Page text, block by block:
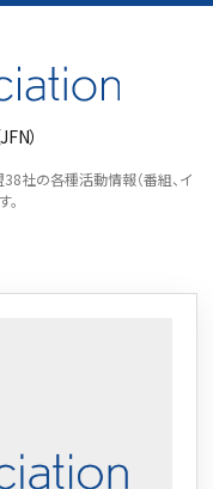
）
38社の各種活動情報（番組、イ